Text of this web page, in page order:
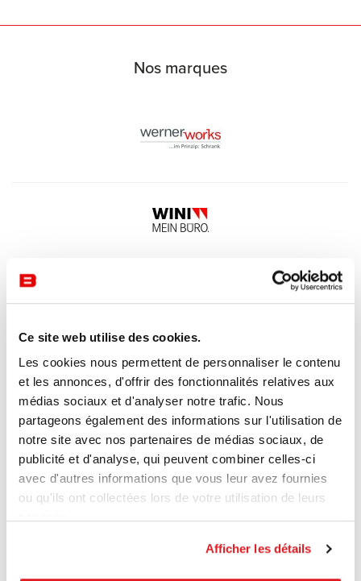
Ce site web utilise des cookies.
Les cookies nous permettent de personnaliser le contenu
et les annonces, d'offrir des fonctionnalités relatives aux
médias sociaux et d'analyser notre trafic. Nous
partageons également des informations sur l'utilisation de
notre site avec nos partenaires de médias sociaux, de
publicité et d'analyse, qui peuvent combiner celles-ci
avec d'autres informations que vous leur avez fournies
ou qu'ils ont collectées lors de votre utilisation de leurs
Afficher les détails
Nos marques